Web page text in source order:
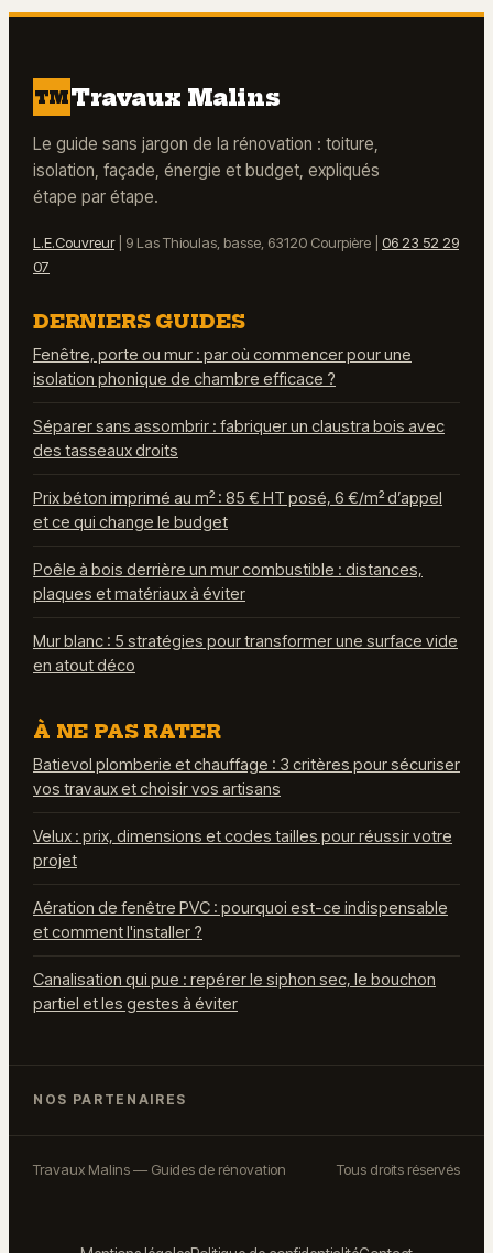
TMTravaux Malins
Le guide sans jargon de la rénovation : toiture,
isolation, façade, énergie et budget, expliqués
étape par étape.
L.E.Couvreur| 9 Las Thioulas, basse, 63120 Courpière
06 23 52 29
07
DERNIERS GUIDES
Fenêtre, porte ou mur : par où commencer pour une
isolation phonique de chambre efficace ?
Séparer sans assombrir : fabriquer un claustra bois avec
des tasseaux droits
Prix béton imprimé au m² : 85 € HT posé, 6 €/m² d’appel
et ce qui change le budget
Poêle à bois derrière un mur combustible : distances,
plaques et matériaux à éviter
Mur blanc : 5 stratégies pour transformer une surface vide
en atout déco
À NE PAS RATER
Batievol plomberie et chauffage : 3 critères pour sécuriser
vos travaux et choisir vos artisans
Velux : prix, dimensions et codes tailles pour réussir votre
projet
Aération de fenêtre PVC : pourquoi est-ce indispensable
et comment l'installer ?
Canalisation qui pue : repérer le siphon sec, le bouchon
partiel et les gestes à éviter
NOS PARTENAIRES
Travaux Malins — Guides de rénovation Tous droits réservés